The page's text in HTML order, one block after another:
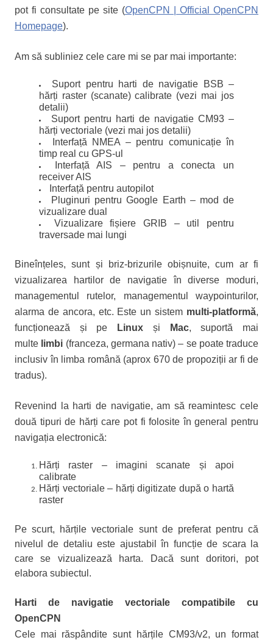
pot fi consultate pe site (OpenCPN | Official OpenCPN
Homepage).
Am să subliniez cele care mi se par mai importante:
Suport pentru harti de navigatie BSB –
hărți raster (scanate) calibrate (vezi mai jos
detalii)
Suport pentru harti de navigatie CM93 –
hărți vectoriale (vezi mai jos detalii)
Interfață NMEA – pentru comunicație în
timp real cu GPS-ul
Interfață AIS – pentru a conecta un
receiver AIS
Interfață pentru autopilot
Pluginuri pentru Google Earth – mod de
vizualizare dual
Vizualizare fișiere GRIB – util pentru
traversade mai lungi
Bineînțeles, sunt și briz-brizurile obișnuite, cum ar fi
vizualizarea hartilor de navigatie în diverse moduri,
managementul rutelor, managementul waypointurilor,
alarma de ancora, etc. Este un sistem multi-platformă,
funcționează și pe
Linux și Mac, suportă mai
multe limbi (franceza, germana nativ) – se poate traduce
inclusiv în limba română (aprox 670 de propoziții ar fi de
tradus).
Revenind la harti de navigatie, am să reamintesc cele
două tipuri de hărți care pot fi folosite în general pentru
navigația electronică:
Hărți raster – imagini scanate și apoi
calibrate
Hărți vectoriale – hărți digitizate după o hartă
raster
Pe scurt, hărțile vectoriale sunt de preferat pentru că
nivelul de detaliu este ajustabil în funcție de scara la
care se vizualizează harta. Dacă sunt doritori, pot
elabora subiectul.
Harti de navigatie vectoriale compatibile cu
OpenCPN
Cele mai răspândite sunt hărțile CM93/v2, un format